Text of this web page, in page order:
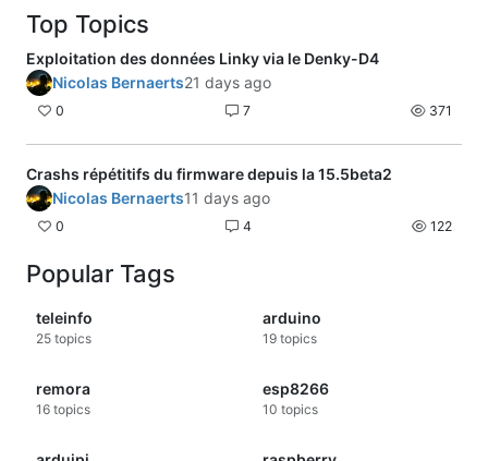
Top Topics
Exploitation des données Linky via le Denky-D4
Nicolas Bernaerts21 days ago
0 7 371
Crashs répétitifs du firmware depuis la 15.5beta2
Nicolas Bernaerts11 days ago
0 4 122
Popular Tags
teleinfo
25 topics
arduino
19 topics
remora
16 topics
esp8266
10 topics